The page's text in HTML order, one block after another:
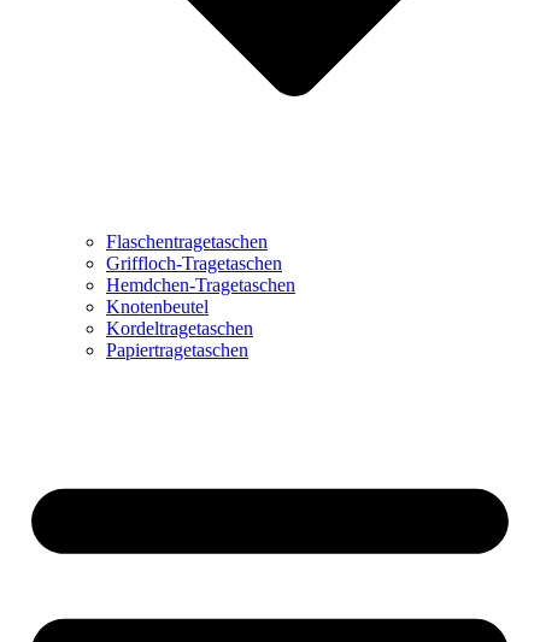
Flaschentragetaschen
Griffloch-Tragetaschen
Hemdchen-Tragetaschen
Knotenbeutel
Kordeltragetaschen
Papiertragetaschen